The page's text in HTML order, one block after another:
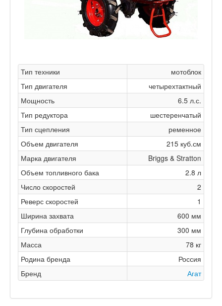
Тип техники
мотоблок
Тип двигателя
четырехтактный
Мощность
6.5 л.с.
Тип редуктора
шестеренчатый
Тип сцепления
ременное
Объем двигателя
215 куб.см
Марка двигателя
Briggs & Stratton
Объем топливного бака
2.8 л
Число скоростей
2
Реверс скоростей
1
Ширина захвата
600 мм
Глубина обработки
300 мм
Масса
78 кг
Родина бренда
Россия
Бренд
Агат